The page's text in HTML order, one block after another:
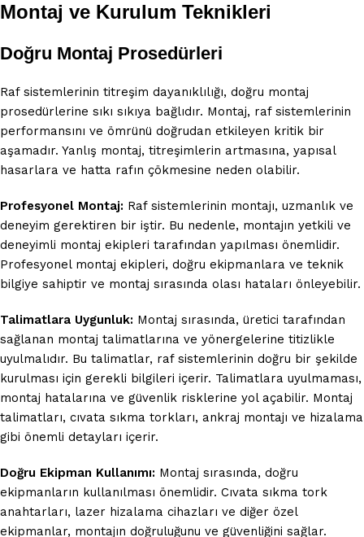
Montaj ve Kurulum Teknikleri
Doğru Montaj Prosedürleri
Raf sistemlerinin titreşim dayanıklılığı, doğru montaj
prosedürlerine sıkı sıkıya bağlıdır. Montaj, raf sistemlerinin
performansını ve ömrünü doğrudan etkileyen kritik bir
aşamadır. Yanlış montaj, titreşimlerin artmasına, yapısal
hasarlara ve hatta rafın çökmesine neden olabilir.
Profesyonel Montaj: Raf sistemlerinin montajı, uzmanlık ve
deneyim gerektiren bir iştir. Bu nedenle, montajın yetkili ve
deneyimli montaj ekipleri tarafından yapılması önemlidir.
Profesyonel montaj ekipleri, doğru ekipmanlara ve teknik
bilgiye sahiptir ve montaj sırasında olası hataları önleyebilir.
Talimatlara Uygunluk: Montaj sırasında, üretici tarafından
sağlanan montaj talimatlarına ve yönergelerine titizlikle
uyulmalıdır. Bu talimatlar, raf sistemlerinin doğru bir şekilde
kurulması için gerekli bilgileri içerir. Talimatlara uyulmaması,
montaj hatalarına ve güvenlik risklerine yol açabilir. Montaj
talimatları, cıvata sıkma torkları, ankraj montajı ve hizalama
gibi önemli detayları içerir.
Doğru Ekipman Kullanımı: Montaj sırasında, doğru
ekipmanların kullanılması önemlidir. Cıvata sıkma tork
anahtarları, lazer hizalama cihazları ve diğer özel
ekipmanlar, montajın doğruluğunu ve güvenliğini sağlar.